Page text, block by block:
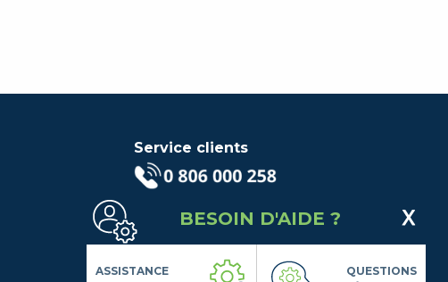
Service clients
appel local)
Lundi au Vendredi de 9h à 18h
Contactez-Nous
Suivez-nous
BESOIN D'AIDE ?
ASSISTANCE
QUESTIONS